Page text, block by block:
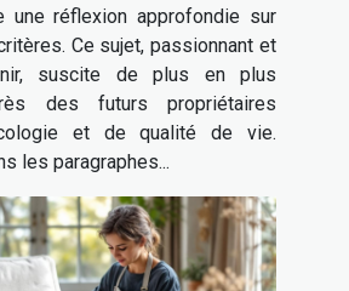
une réflexion approfondie sur
Ce sujet, passionnant et
suscite de plus en plus
des futurs propriétaires
et de qualité de vie.
les paragraphes...